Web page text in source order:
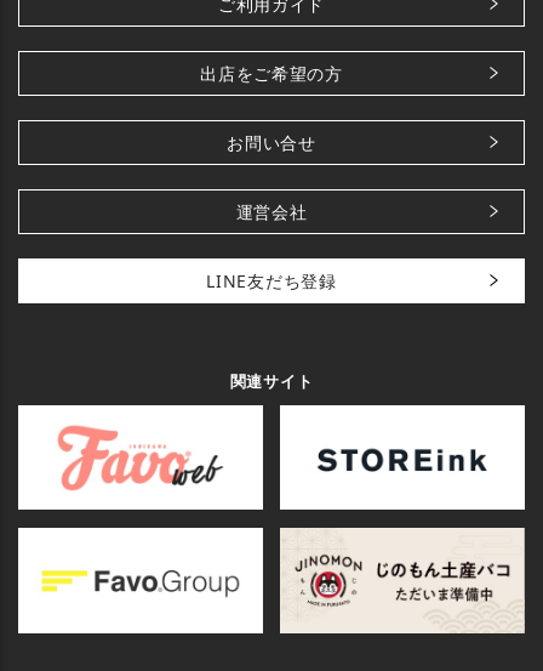
出店をご希望の方
お問い合せ
運営会社
LINE友だち登録
関連サイト